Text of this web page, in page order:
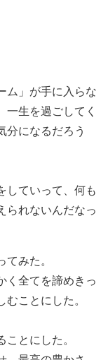
ム」が手に入らな
一生を過ごしてく
分になるだろう
していって、何も
られないんだなっ
みた。
く全てを諦めきっ
ことにした。
とにした。